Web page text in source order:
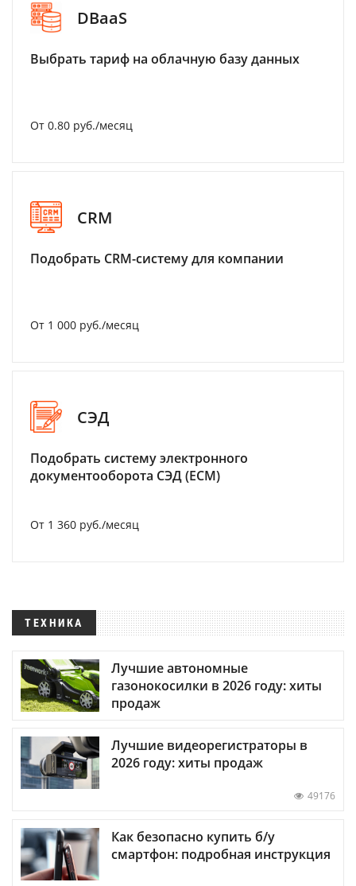
DBaaS
Выбрать тариф на облачную базу данных
От 0.80 руб./месяц
CRM
Подобрать CRM-систему для компании
От 1 000 руб./месяц
СЭД
Подобрать систему электронного
документооборота СЭД (ECM)
От 1 360 руб./месяц
ТЕХНИКА
Лучшие автономные
газонокосилки в 2026 году: хиты
продаж
Лучшие видеорегистраторы в
2026 году: хиты продаж
49176
Как безопасно купить б/у
смартфон: подробная инструкция